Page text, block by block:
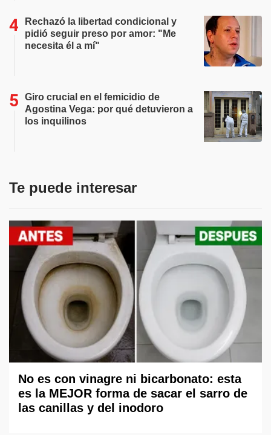
Rechazó la libertad condicional y
pidió seguir preso por amor: "Me
necesita él a mí"
Giro crucial en el femicidio de
Agostina Vega: por qué detuvieron a
los inquilinos
Te puede interesar
No es con vinagre ni bicarbonato: esta
es la MEJOR forma de sacar el sarro de
las canillas y del inodoro